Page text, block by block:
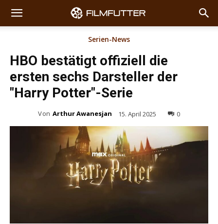
Serien-News
HBO bestätigt offiziell die
ersten sechs Darsteller der
"Harry Potter"-Serie
Von Arthur Awanesjan 15. April 2025 0